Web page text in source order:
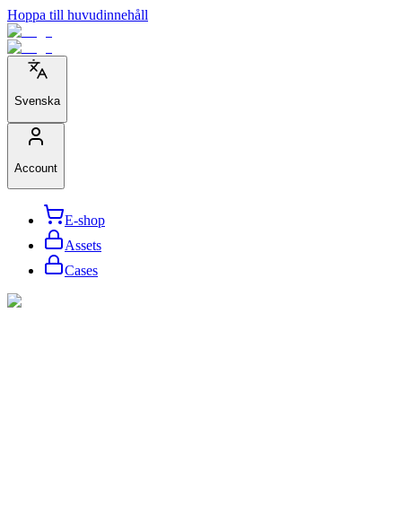
Hoppa till huvudinnehåll
Svenska
Account
E-shop
Assets
Cases